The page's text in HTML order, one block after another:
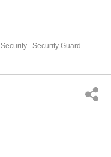
Security
Security Guard